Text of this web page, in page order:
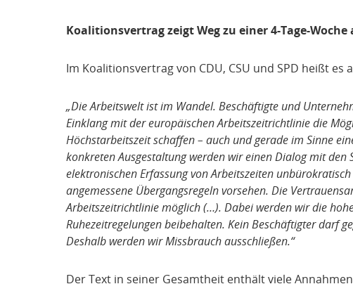
Koalitionsvertrag zeigt Weg zu einer 4-Tage-Woche
Im Koalitionsvertrag von CDU, CSU und SPD heißt es
„Die Arbeitswelt ist im Wandel. Beschäftigte und
Einklang mit der europäischen Arbeitszeitrichtlinie die
Höchstarbeitszeit schaffen – auch und gerade im Sinne
konkreten Ausgestaltung werden wir einen Dialog mit
elektronischen Erfassung von Arbeitszeiten
angemessene Übergangsregeln vorsehen. Die
Arbeitszeitrichtlinie möglich (…). Dabei werden wir die
Ruhezeitregelungen beibehalten. Kein Beschäftigter darf
Deshalb werden wir Missbrauch ausschließen.“
Der Text in seiner Gesamtheit enthält viele